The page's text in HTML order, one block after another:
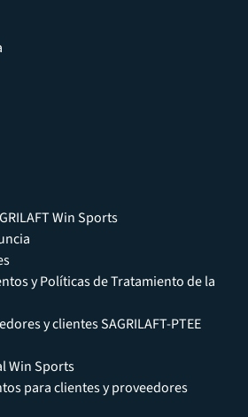
Win Sports
y Políticas de Tratamiento de la
y clientes SAGRILAFT-PTEE
Win Sports
para clientes y proveedores